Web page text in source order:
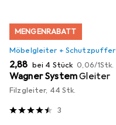
MENGENRABATT
Möbelgleiter + Schutzpuffer
EUR
2,88 bei 4 Stück EUR
0,06/1Stk.
Wagner SystemGleiter
Filzgleiter, 44 Stk.
3